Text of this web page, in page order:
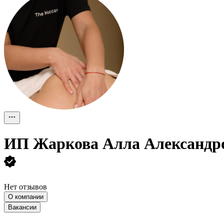
ИП Жаркова Алла
Нет отзывов
О компании
Вакансии